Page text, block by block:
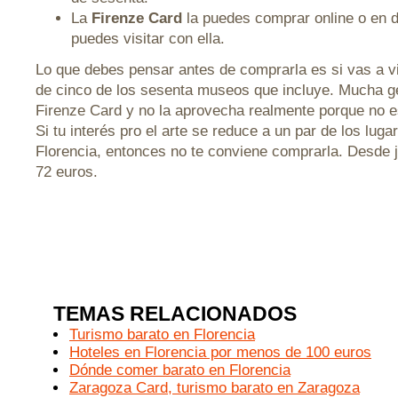
La Firenze Card la puedes comprar online o en
puedes visitar con ella.
Lo que debes pensar antes de comprarla es si vas a
de cinco de los sesenta museos que incluye. Mucha
Firenze Card y no la aprovecha realmente porque no
Si tu interés pro el arte se reduce a un par de los
Florencia, entonces no te conviene comprarla. Desde
72 euros.
TEMAS RELACIONADOS
Turismo barato en Florencia
Hoteles en Florencia por menos de 100 euros
Dónde comer barato en Florencia
Zaragoza Card, turismo barato en Zaragoza